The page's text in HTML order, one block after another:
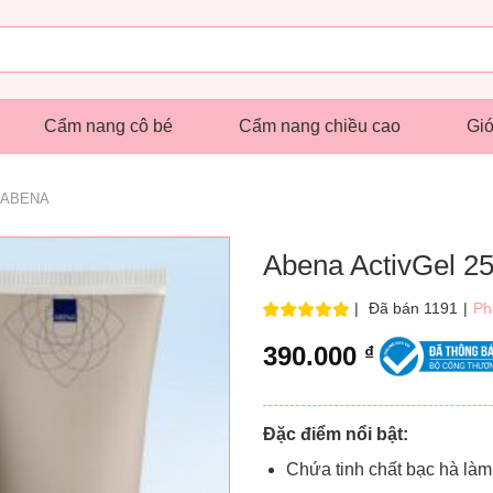
Cẩm nang cô bé Cẩm nang chiều cao
ABENA
Abena ActivGel
| Đã bán 1191 |
390.000 ₫
Đặc điểm nổi bật:
Chứa tinh chất bạc hà